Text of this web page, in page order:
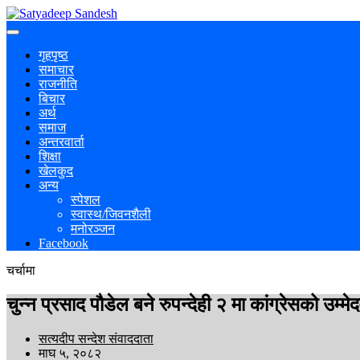
गृहपृष्ठ
समाचार
राजनीति
बिचार
अर्थ
समाज
अन्तरवार्ता
शिक्षा
खेलकुद
अन्य
स्पेशल
स्वास्थ/जिवनशैली
मनोरञ्जन
Facebook
चर्चामा
चुन्न प्रसाद पौडेल बने रुपन्देही २ मा कांग्रेसको
सत्यदीप सन्देश संवाददाता
माघ ५, २०८२